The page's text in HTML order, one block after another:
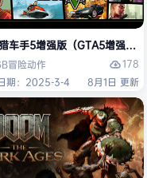
中文版
车手5增强版（GTA5增强版
冒险动作
178
期：2025-3-4
8月1日 更新